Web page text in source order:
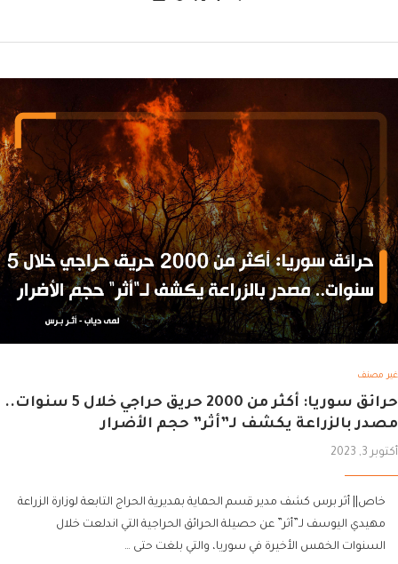
غير مصنف
حرائق سوريا: أكثر من 2000 حريق حراجي خلال 5 سنوات..
مصدر بالزراعة يكشف لـ”أثر” حجم الأضرار
أكتوبر 3, 2023
خاص|| أثر برس كشف مدير قسم الحماية بمديرية الحراج التابعة لوزارة الزراعة
مهيدي اليوسف لـ”أثر” عن حصيلة الحرائق الحراجية التي اندلعت خلال
السنوات الخمس الأخيرة في سوريا، والتي بلغت حتى …